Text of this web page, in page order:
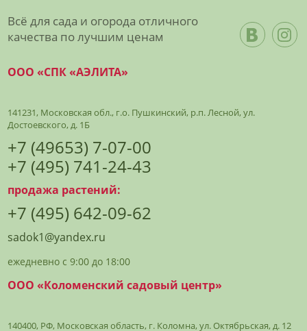
Всё для сада и огорода отличного
качества по лучшим ценам
ООО «СПК «АЭЛИТА»
141231, Московская обл., г.о. Пушкинский, р.п. Лесной, ул.
Достоевского, д. 1Б
+7 (49653) 7-07-00
+7 (495) 741-24-43
продажа растений:
+7 (495) 642-09-62
sadok1@yandex.ru
ежедневно с 9:00 до 18:00
ООО «Коломенский садовый центр»
140400, РФ, Московская область, г. Коломна, ул. Октябрьская, д. 12